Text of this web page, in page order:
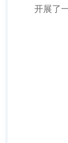
开展了